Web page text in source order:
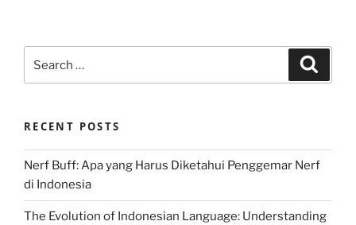
for:
RECENT POSTS
Nerf Buff: Apa yang Harus Diketahui Penggemar Nerf
di Indonesia
The Evolution of Indonesian Language: Understanding